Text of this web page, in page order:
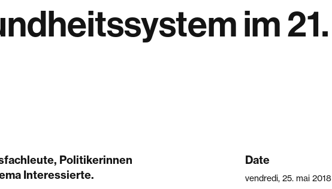
im 21.
Politikerinnen
Interessierte.
Date
vendredi, 25. mai 2018